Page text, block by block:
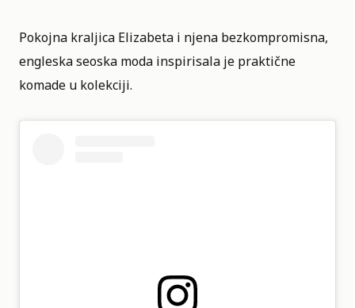
Pokojna kraljica Elizabeta i njena bezkompromisna,
engleska seoska moda inspirisala je praktične
komade u kolekciji.